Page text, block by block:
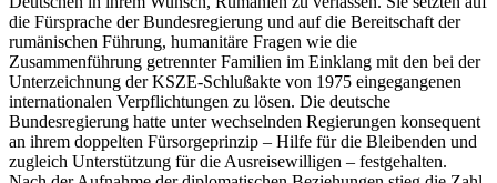
die Fürsprache der Bundesregierung und auf die Bereitschaft der
rumänischen Führung, humanitäre Fragen wie die
Zusammenführung getrennter Familien im Einklang mit den bei der
Unterzeichnung der KSZE-Schlußakte von 1975 eingegangenen
internationalen Verpflichtungen zu lösen. Die deutsche
Bundesregierung hatte unter wechselnden Regierungen konsequent
an ihrem doppelten Fürsorgeprinzip – Hilfe für die Bleibenden und
zugleich Unterstützung für die Ausreisewilligen – festgehalten.